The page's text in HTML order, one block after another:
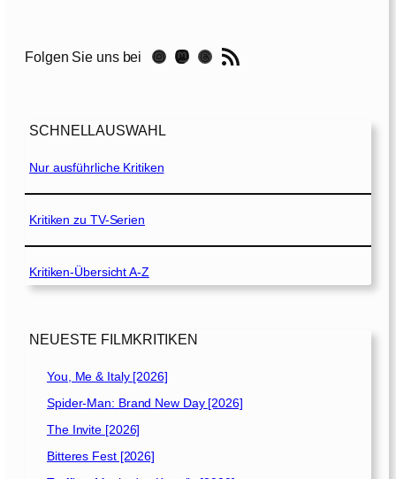
d
D
e
r
i
[
9
/
9
9
o
s
1
9
9
Folgen Sie uns bei Instagram Mastodon Threads RSS-Feed
SCHNELLAUSWAHL
Nur ausführliche Kritiken
Kritiken zu TV-Serien
Kritiken-Übersicht A-Z
NEUESTE FILMKRITIKEN
You, Me & Italy [2026]
Spider-Man: Brand New Day [2026]
The Invite [2026]
Bitteres Fest [2026]